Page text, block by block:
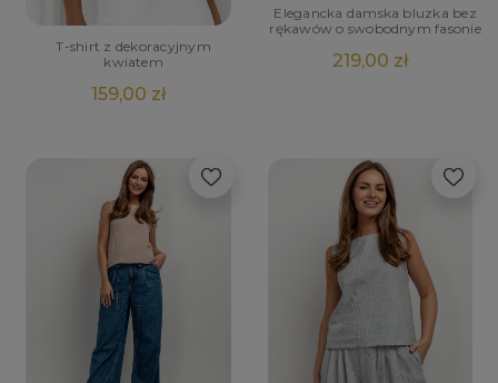
T-shirt z dekoracyjnym
kwiatem
159,00 zł
Elegancka damska bluzka bez
rękawów o swobodnym fasonie
219,00 zł